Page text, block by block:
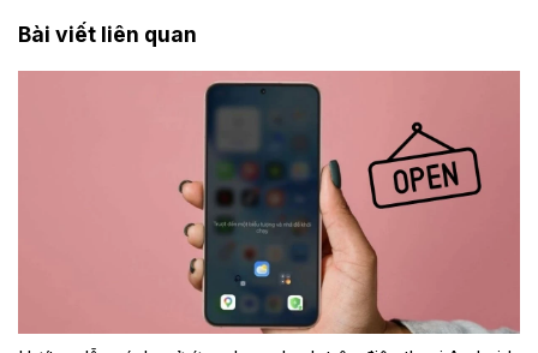
Bài viết liên quan